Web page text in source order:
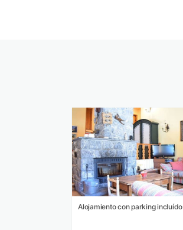
Alojamiento con parking incluído